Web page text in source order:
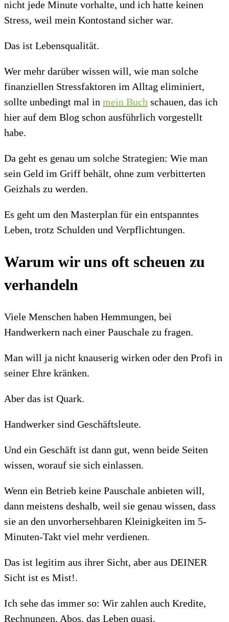
nicht jede Minute vorhalte, und ich hatte keinen
Stress, weil mein Kontostand sicher war.
Das ist Lebensqualität.
Wer mehr darüber wissen will, wie man solche
finanziellen Stressfaktoren im Alltag eliminiert,
sollte unbedingt mal in mein Buch schauen, das ich
hier auf dem Blog schon ausführlich vorgestellt
habe.
Da geht es genau um solche Strategien: Wie man
sein Geld im Griff behält, ohne zum verbitterten
Geizhals zu werden.
Es geht um den Masterplan für ein entspanntes
Leben, trotz Schulden und Verpflichtungen.
Warum wir uns oft scheuen zu
verhandeln
Viele Menschen haben Hemmungen, bei
Handwerkern nach einer Pauschale zu fragen.
Man will ja nicht knauserig wirken oder den Profi in
seiner Ehre kränken.
Aber das ist Quark.
Handwerker sind Geschäftsleute.
Und ein Geschäft ist dann gut, wenn beide Seiten
wissen, worauf sie sich einlassen.
Wenn ein Betrieb keine Pauschale anbieten will,
dann meistens deshalb, weil sie genau wissen, dass
sie an den unvorhersehbaren Kleinigkeiten im 5-
Minuten-Takt viel mehr verdienen.
Das ist legitim aus ihrer Sicht, aber aus DEINER
Sicht ist es Mist!.
Ich sehe das immer so: Wir zahlen auch Kredite,
Rechnungen, Abos, das Leben quasi.